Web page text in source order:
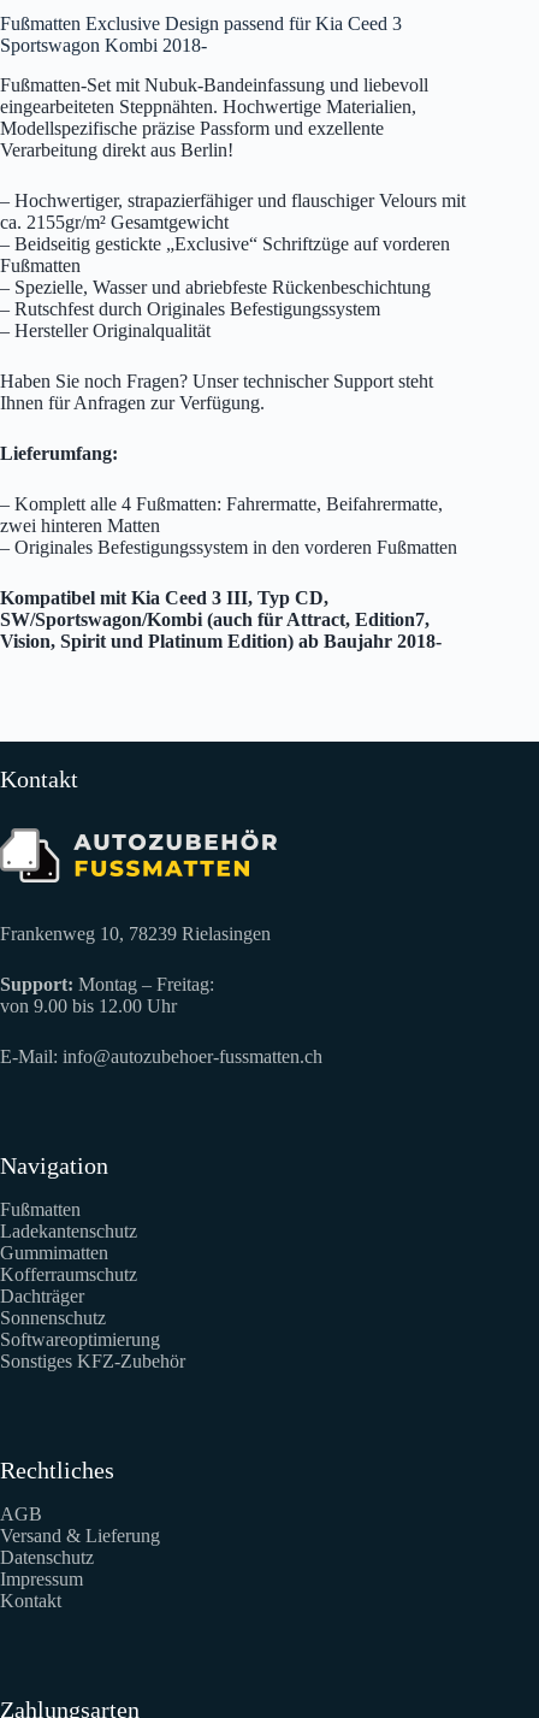
Fußmatten Exclusive Design passend für Kia Ceed 3
Sportswagon Kombi 2018-
Fußmatten-Set mit Nubuk-Bandeinfassung und liebevoll
eingearbeiteten Steppnähten. Hochwertige Materialien,
Modellspezifische präzise Passform und exzellente
Verarbeitung direkt aus Berlin!
– Hochwertiger, strapazierfähiger und flauschiger Velours mit
ca. 2155gr/m² Gesamtgewicht
– Beidseitig gestickte „Exclusive“ Schriftzüge auf vorderen
Fußmatten
– Spezielle, Wasser und abriebfeste Rückenbeschichtung
– Rutschfest durch Originales Befestigungssystem
– Hersteller Originalqualität
Haben Sie noch Fragen? Unser technischer Support steht
Ihnen für Anfragen zur Verfügung.
Lieferumfang:
– Komplett alle 4 Fußmatten: Fahrermatte, Beifahrermatte,
zwei hinteren Matten
– Originales Befestigungssystem in den vorderen Fußmatten
Kompatibel mit Kia Ceed 3 III, Typ CD,
SW/Sportswagon/Kombi (auch für Attract, Edition7,
Vision, Spirit und Platinum Edition) ab Baujahr 2018-
Kontakt
Frankenweg 10, 78239 Rielasingen
Support: Montag – Freitag:
von 9.00 bis 12.00 Uhr
E-Mail: info@autozubehoer-fussmatten.ch
Navigation
Fußmatten
Ladekantenschutz
Gummimatten
Kofferraumschutz
Dachträger
Sonnenschutz
Softwareoptimierung
Sonstiges KFZ-Zubehör
Rechtliches
AGB
Versand & Lieferung
Datenschutz
Impressum
Kontakt
Zahlungsarten